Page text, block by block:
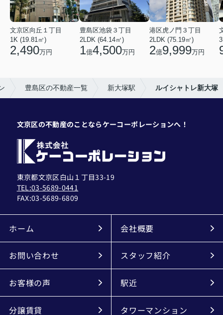
文京区向丘１丁目
1K (19.81㎡)
2,490万円
豊島区池袋３丁目
2LDK (64.14㎡)
1億4,500万円
港区虎ノ門３丁目
2LDK (75.19㎡)
2億9,999万円
豊島区の不動産一覧 新大塚駅 ルイシャトレ新大塚
文京区の不動産のことならケーコーポレーションへ！
東京都文京区白山１丁目33-19
TEL:03-5689-0441
FAX:03-5689-6809
ホーム 会社概要
お問い合わせ スタッフ紹介
お客様の声 駅近
分譲賃貸 タワーマンション